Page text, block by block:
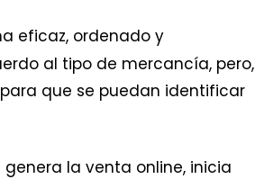
eficaz, ordenado y
al tipo de mercancía, pero,
que se puedan identificar
la venta online, inicia